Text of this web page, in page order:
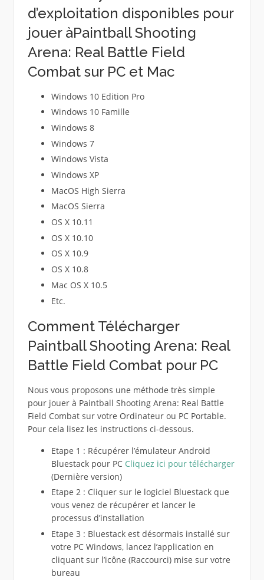
d’exploitation disponibles pour
jouer àPaintball Shooting
Arena: Real Battle Field
Combat sur PC et Mac
Windows 10 Edition Pro
Windows 10 Famille
Windows 8
Windows 7
Windows Vista
Windows XP
MacOS High Sierra
MacOS Sierra
OS X 10.11
OS X 10.10
OS X 10.9
OS X 10.8
Mac OS X 10.5
Etc.
Comment Télécharger
Paintball Shooting Arena: Real
Battle Field Combat pour PC
Nous vous proposons une méthode très simple
pour jouer à Paintball Shooting Arena: Real Battle
Field Combat sur votre Ordinateur ou PC Portable.
Pour cela lisez les instructions ci-dessous.
Etape 1 : Récupérer l’émulateur Android
Bluestack pour PC Cliquez ici pour télécharger
(Dernière version)
Etape 2 : Cliquer sur le logiciel Bluestack que
vous venez de récupérer et lancer le
processus d’installation
Etape 3 : Bluestack est désormais installé sur
votre PC Windows, lancez l’application en
cliquant sur l’icône (Raccourci) mise sur votre
bureau